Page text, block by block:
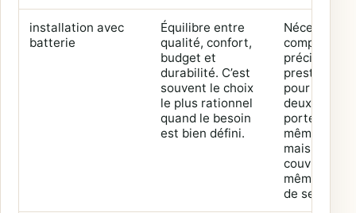
installation avec
batterie
Équilibre entre
qualité, confort,
budget et
durabilité. C’est
souvent le choix
le plus rationnel
quand le besoin
est bien défini.
Nécessite
précise des
prestations
pour éviter
deux offres
portent le
même nom
mais ne
couvrent
même
de service.